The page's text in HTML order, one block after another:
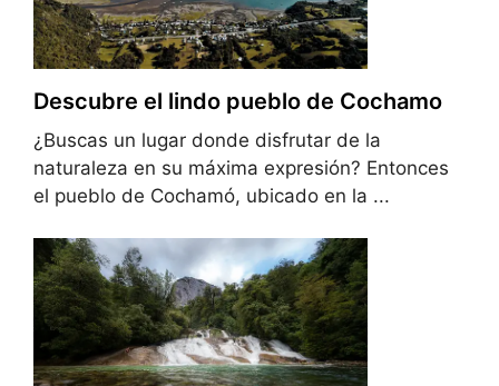
Descubre el lindo pueblo de Cochamo
¿Buscas un lugar donde disfrutar de la
naturaleza en su máxima expresión? Entonces
el pueblo de Cochamó, ubicado en la ...